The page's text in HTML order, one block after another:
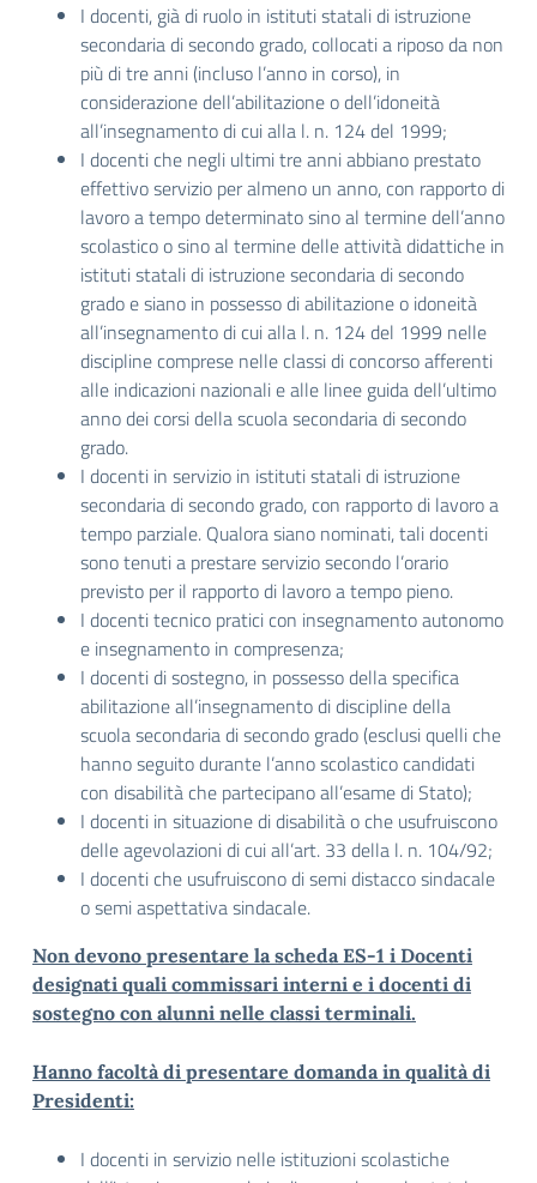
I docenti, già di ruolo in istituti statali di istruzione
secondaria di secondo grado, collocati a riposo da non
più di tre anni (incluso l’anno in corso), in
considerazione dell’abilitazione o dell’idoneità
all’insegnamento di cui alla l. n. 124 del 1999;
I docenti che negli ultimi tre anni abbiano prestato
effettivo servizio per almeno un anno, con rapporto di
lavoro a tempo determinato sino al termine dell’anno
scolastico o sino al termine delle attività didattiche in
istituti statali di istruzione secondaria di secondo
grado e siano in possesso di abilitazione o idoneità
all’insegnamento di cui alla l. n. 124 del 1999 nelle
discipline comprese nelle classi di concorso afferenti
alle indicazioni nazionali e alle linee guida dell’ultimo
anno dei corsi della scuola secondaria di secondo
grado.
I docenti in servizio in istituti statali di istruzione
secondaria di secondo grado, con rapporto di lavoro a
tempo parziale. Qualora siano nominati, tali docenti
sono tenuti a prestare servizio secondo l’orario
previsto per il rapporto di lavoro a tempo pieno.
I docenti tecnico pratici con insegnamento autonomo
e insegnamento in compresenza;
I docenti di sostegno, in possesso della specifica
abilitazione all’insegnamento di discipline della
scuola secondaria di secondo grado (esclusi quelli che
hanno seguito durante l’anno scolastico candidati
con disabilità che partecipano all’esame di Stato);
I docenti in situazione di disabilità o che usufruiscono
delle agevolazioni di cui all’art. 33 della l. n. 104/92;
I docenti che usufruiscono di semi distacco sindacale
o semi aspettativa sindacale.
Non devono presentare la scheda ES-1 i Docenti
designati quali commissari interni e i docenti di
sostegno con alunni nelle classi terminali.
Hanno facoltà di presentare domanda in qualità di
Presidenti:
I docenti in servizio nelle istituzioni scolastiche